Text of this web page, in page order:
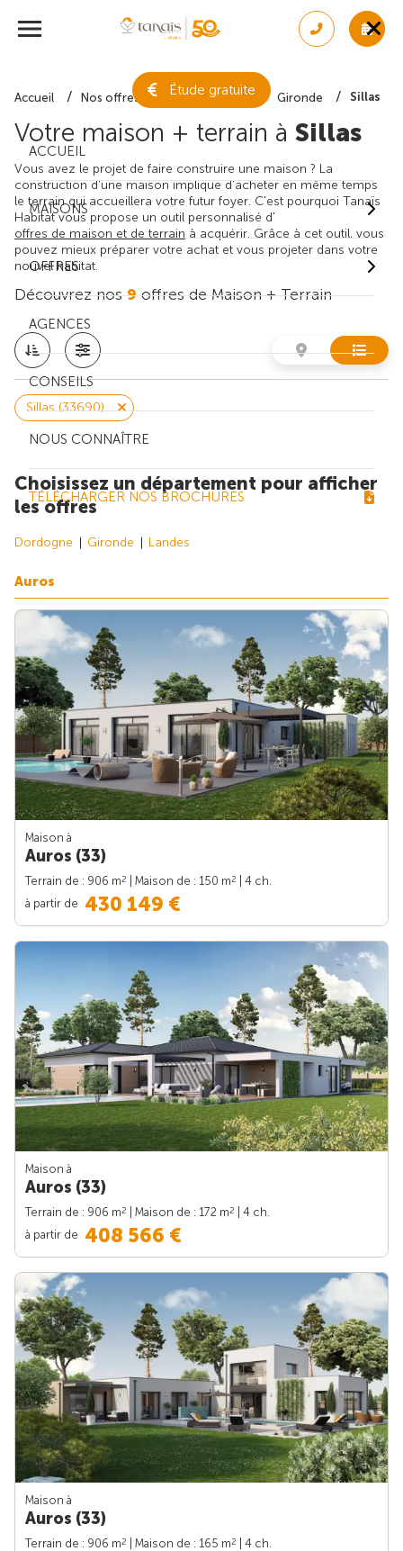
Étude gratuite
ACCUEIL
MAISONS
OFFRES
AGENCES
CONSEILS
NOUS CONNAÎTRE
TÉLÉCHARGER NOS BROCHURES
Accueil Nos offres de maison + terrain Gironde Sillas
Votre maison + terrain à Sillas
Vous avez le projet de faire construire une maison ? La
construction d'une maison implique d'acheter en même temps
le terrain qui accueillera votre futur foyer. C'est pourquoi Tanaïs
Habitat vous propose un outil personnalisé d'
offres de maison et de terrain à acquérir. Grâce à cet outil, vous
pouvez mieux préparer votre achat et vous projeter dans votre
nouvel habitat.
Découvrez nos9offres de Maison + Terrain
Sillas (33690)
Choisissez un département pour afficher
les offres
Dordogne Gironde Landes
Auros
Maison à
Auros (33)
Terrain de : 906 m2 | Maison de : 150 m2
| 4 ch.
à partir de 430 149 €
Maison à
Auros (33)
Terrain de : 906 m2 | Maison de : 172 m2
| 4 ch.
à partir de 408 566 €
Maison à
Auros (33)
Terrain de : 906 m2 | Maison de : 165 m2
| 4 ch.